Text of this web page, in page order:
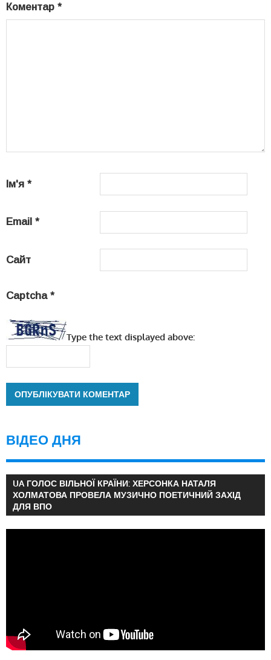
Коментар *
Ім'я *
Email *
Сайт
Captcha *
Type the text displayed above:
ВІДЕО ДНЯ
UA ГОЛОС ВІЛЬНОЇ КРАЇНИ: ХЕРСОНКА НАТАЛЯ
ХОЛМАТОВА ПРОВЕЛА МУЗИЧНО ПОЕТИЧНИЙ ЗАХІД
ДЛЯ ВПО